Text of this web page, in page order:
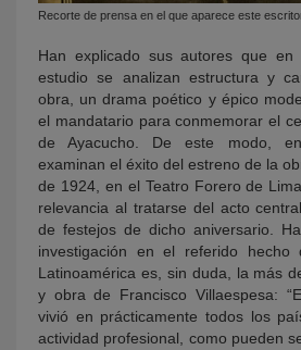
Recorte de prensa en el que aparece este
Han explicado sus autores que
estudio se analizan estructura y
obra, un drama poético y épico
el mandatario para conmemorar el
de Ayacucho. De este modo,
examinan el éxito del estreno de la
de 1924, en el Teatro Forero de
relevancia al tratarse del acto
de festejos de dicho aniversario.
investigación en el referido
Latinoamérica es, sin duda, la más
y obra de Francisco Villaespesa:
vivió en prácticamente todos los
actividad profesional, como pueden